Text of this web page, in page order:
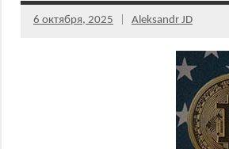
6 октября, 2025 Aleksandr JD